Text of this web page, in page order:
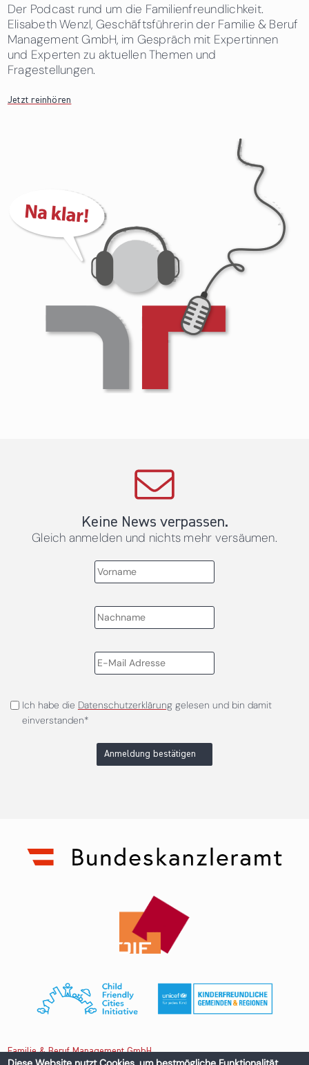
Der Podcast rund um die Familienfreundlichkeit.
Elisabeth Wenzl, Geschäftsführerin der Familie & Beruf
Management GmbH, im Gespräch mit Expertinnen
und Experten zu aktuellen Themen und
Fragestellungen.
Jetzt reinhören
Keine News verpassen.
Gleich anmelden und nichts mehr versäumen.
Ich habe die Datenschutzerklärunggelesen und bin damit
einverstanden*
Anmeldung bestätigen
Familie & Beruf Management GmbH